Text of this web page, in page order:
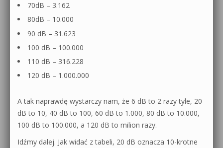
70dB – 3.162
80dB – 10.000
90 dB – 31.623
100 dB – 100.000
110 dB – 316.228
120 dB – 1.000.000
A tak naprawdę wystarczy nam, że 6 dB to 2 razy tyle, 20
dB to 10, 40 dB to 100, 60 dB to 1.000, 80 dB to 10.000,
100 dB to 100.000, a 120 dB to milion razy.
Idźmy dalej. Jak widać z tabeli, 20 dB oznacza 10-krotne